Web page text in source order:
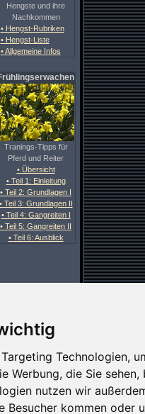
Technologien,
Werbung, die Sie sehen,
nutzen wir
Besucher kommen oder
Hengste und ihre
Nachkommen
• Hengst-Rubriken
• Hengst-Liste
• Allgemeine Infos
Tranings-Tipps für
Pferd und Reiter
• Übersicht
• Teil 1: Einleitung
• Teil 2: Grundlagen I
• Teil 3: Grundlagen II
• Teil 4: Gangreiten I
• Teil 5: Gangreiten II
• Teil 6: Ausblick